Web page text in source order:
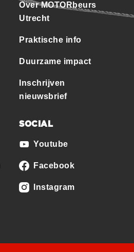
Over MOTORbeurs
Utrecht
Praktische info
Duurzame impact
Inschrijven
nieuwsbrief
SOCIAL
Youtube
Facebook
Instagram